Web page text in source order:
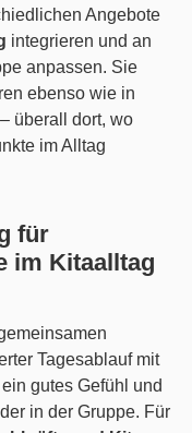
Angebote
integrieren und an
anpassen. Sie
ebenso wie in
überall dort, wo
im Alltag
für
im Kitaalltag
Tagesablauf mit
gutes Gefühl und
in der Gruppe. Für